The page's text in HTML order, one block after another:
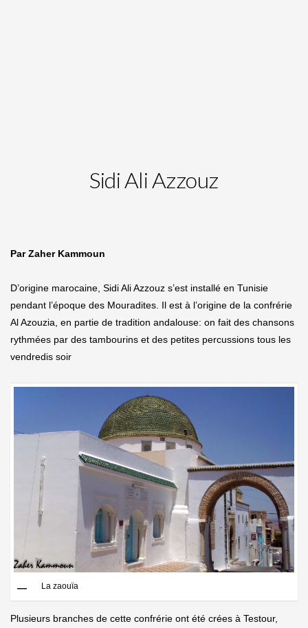
Sidi Ali Azzouz
Par Zaher Kammoun
D’origine marocaine, Sidi Ali Azzouz s’est installé en Tunisie
pendant l’époque des Mouradites. Il est à l’origine de la confrérie
Al Azouzia, en partie de tradition andalouse: on fait des chansons
rythmées par des tambourins et des petites percussions tous les
vendredis soir
La zaouïa
Plusieurs branches de cette confrérie ont été crées à Testour,